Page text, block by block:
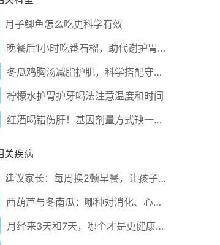
后的真相
月子鲫鱼怎么吃更科学有效
晚餐后1小时吃番石榴，助代谢护胃有妙招！
冬瓜鸡胸汤减脂护肌，科学搭配守护肌肉不流失
柠檬水护胃护牙喝法注意温度和时间
红酒喝错伤肝！基因剂量方式缺一不可的科学避坑法
关疾病
建议家长：每周换2顿早餐，让孩子健康成长！
西葫芦与冬南瓜：哪种对消化、心脏健康和血糖更有益
月经来3天和7天，哪个才是更健康的表现？